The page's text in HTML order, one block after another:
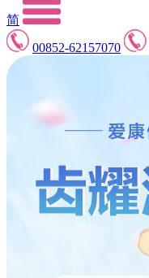
简
00852-62157070